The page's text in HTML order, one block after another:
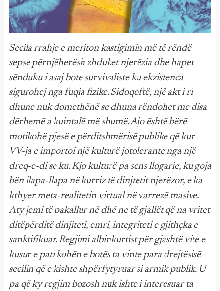
Secila rrahje e meriton kastigimin më të rëndë
sepse përnjëherësh zhduket njerëzia dhe hapet
sënduku i asaj bote survivaliste ku ekzistenca
sigurohej nga fuqia fizike. Sidoqoftë, një akt i ri
dhune nuk domethënë se dhuna rëndohet me disa
dërhemë a kuintalë më shumë. Ajo është bërë
motikohë pjesë e përditshmërisë publike që kur
VV-ja e importoi një kulturë jotolerante nga një
dreq-e-di se ku. Kjo kulturë pa sens llogarie, ku goja
bën llapa-llapa në kurriz të dinjtetit njerëzor, e ka
kthyer meta-realitetin virtual në varrezë masive.
Aty jemi të pakallur në dhé ne të gjallët që na vritet
ditëpërditë dinjiteti, emri, integriteti e gjithçka e
sanktifikuar. Regjimi albinkurtist për gjashtë vite e
kusur e pati kohën e botës ta vinte para drejtësisë
secilin që e kishte shpërfytyruar si armik publik. U
pa që ky regjim bozosh nuk ishte i interesuar ta